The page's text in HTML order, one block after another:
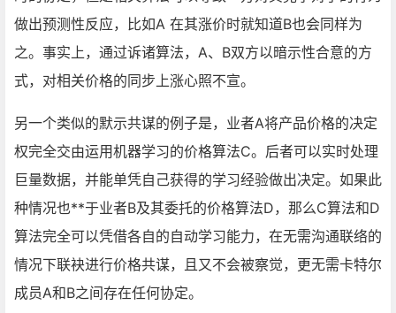
做出预测性反应，比如A 在其涨价时就知道B也会同样为
之。事实上，通过诉诸算法，A、B双方以暗示性合意的方
式，对相关价格的同步上涨心照不宣。
另一个类似的默示共谋的例子是，业者A将产品价格的决定
权完全交由运用机器学习的价格算法C。后者可以实时处理
巨量数据，并能单凭自己获得的学习经验做出决定。如果此
种情况也**于业者B及其委托的价格算法D，那么C算法和D
算法完全可以凭借各自的自动学习能力，在无需沟通联络的
情况下联袂进行价格共谋，且又不会被察觉，更无需卡特尔
成员A和B之间存在任何协定。